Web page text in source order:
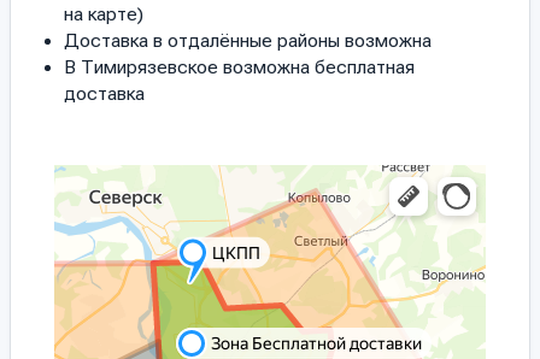
на карте)
Доставка в отдалённые районы возможна
В Тимирязевское возможна бесплатная
доставка